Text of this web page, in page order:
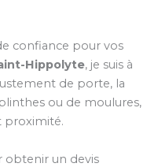
confiance pour vos
Hippolyte, je suis à
de porte, la
ou de moulures,
proximité.
obtenir un devis